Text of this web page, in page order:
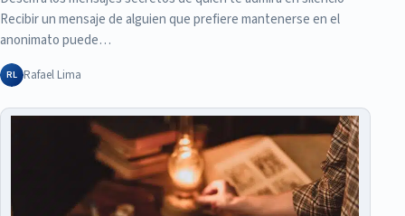
Recibir un mensaje de alguien que prefiere mantenerse en el
anonimato puede…
RL Rafael Lima